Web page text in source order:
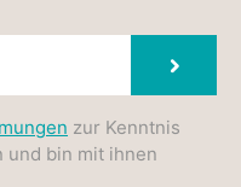
zur Kenntnis
und bin mit ihnen